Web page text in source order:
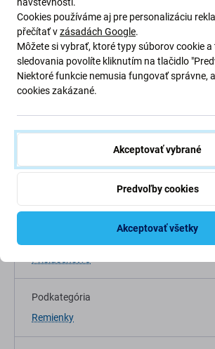
Príslušenstvo
Podkategória
Remienky
návštevnosti.
Cookies používáme aj pre personalizáciu
přečítať vzásadách Google.
Môžete si vybrať, ktoré typy súborov cookie
sledovania povolíte kliknutím na tlačidlo
Niektoré funkcie nemusia fungovať správne,
cookies zakázané.
Akceptovať vybrané
Predvoľby cookies
Akceptovať všetky